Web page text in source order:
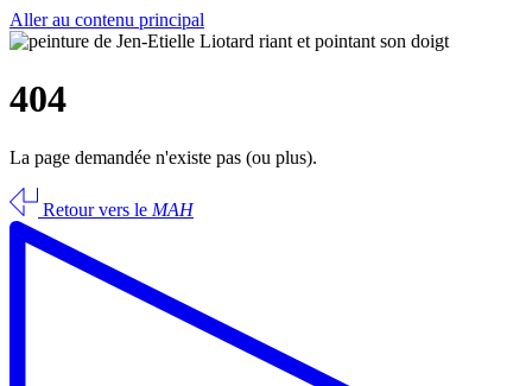
Aller au contenu principal
404
La page demandée n'existe pas (ou plus).
Retour vers le MAH